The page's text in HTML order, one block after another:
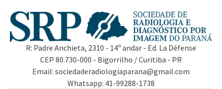
R: Padre Anchieta, 2310 - 14º andar - Ed. La Défense
CEP 80.730-000 - Bigorrilho / Curitiba - PR
Email: sociedaderadiologiaparana@gmail.com
Whatsapp: 41-99288-1738